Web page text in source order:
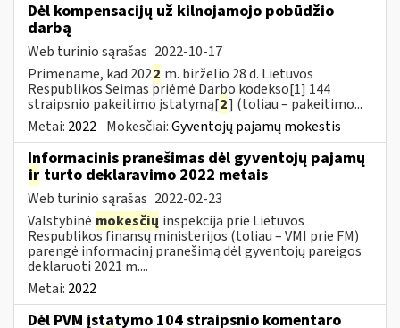
Dėl kompensacijų už kilnojamojo pobūdžio
darbą
Web turinio sąrašas 2022-10-17
Primename, kad 2022 m. birželio 28 d. Lietuvos
Respublikos Seimas priėmė Darbo kodekso[1] 144
straipsnio pakeitimo įstatymą[2] (toliau – pakeitimo...
Metai: 2022 Mokesčiai:Gyventojų pajamų mokestis
Informacinis pranešimas dėl gyventojų pajamų
ir turto deklaravimo 2022 metais
Web turinio sąrašas 2022-02-23
Valstybinė mokesčių inspekcija prie Lietuvos
Respublikos finansų ministerijos (toliau – VMI prie FM)
parengė informacinį pranešimą dėl gyventojų pareigos
deklaruoti 2021 m....
Metai: 2022
Dėl PVM įstatymo 104 straipsnio komentaro